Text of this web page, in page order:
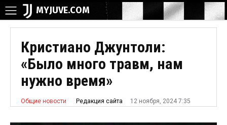
MYJUVE.COM
Кристиано Джунтоли:
«Было много травм, нам
нужно время»
Общие новости Редакция сайта 12 ноября, 2024 7:35